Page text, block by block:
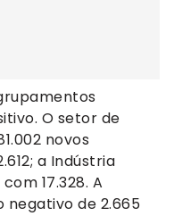
O setor de
novos
a Indústria
17.328. A
de 2.665